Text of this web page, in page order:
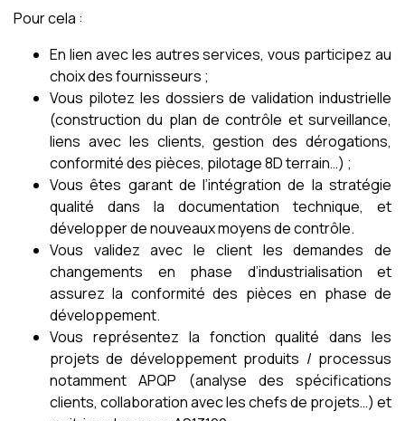
Pour cela :
En lien avec les autres services, vous participez au
choix des fournisseurs ;
Vous pilotez les dossiers de validation industrielle
(construction du plan de contrôle et surveillance,
liens avec les clients, gestion des dérogations,
conformité des pièces, pilotage 8D terrain…) ;
Vous êtes garant de l’intégration de la stratégie
qualité dans la documentation technique, et
développer de nouveaux moyens de contrôle.
Vous validez avec le client les demandes de
changements en phase d’industrialisation et
assurez la conformité des pièces en phase de
développement.
Vous représentez la fonction qualité dans les
projets de développement produits / processus
notamment APQP (analyse des spécifications
clients, collaboration avec les chefs de projets…) et